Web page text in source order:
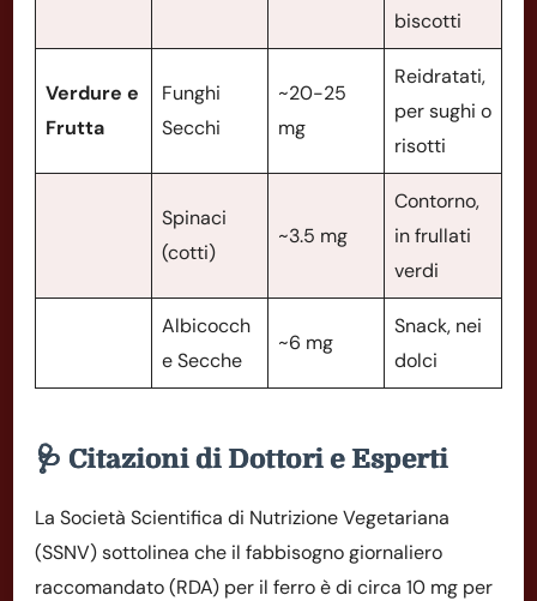
biscotti
Verdure e
Frutta
Funghi
Secchi
~20-25
mg
Reidratati,
per sughi o
risotti
Spinaci
(cotti)
~3.5 mg
Contorno,
in frullati
verdi
Albicocch
e Secche
~6 mg
Snack, nei
dolci
🩺 Citazioni di Dottori e Esperti
La Società Scientifica di Nutrizione Vegetariana
(SSNV) sottolinea che il fabbisogno giornaliero
raccomandato (RDA) per il ferro è di circa 10 mg per